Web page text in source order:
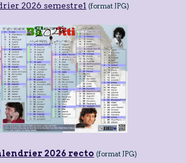
2026 semestre1 (format JPG)
2026 recto (format JPG)